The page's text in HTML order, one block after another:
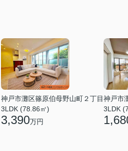
神戸市灘区篠原伯母野山町２丁目
3LDK (78.86㎡)
3,390万円
神戸市
3LDK